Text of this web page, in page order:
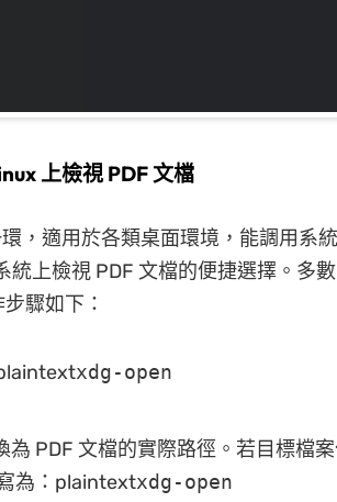
上檢視 PDF 文檔
，適用於各類桌面環境，能調用系
上檢視 PDF 文檔的便捷選擇。多
驟如下：
xdg-open
PDF 文檔的實際路徑。若目標檔
為：plaintextxdg-open